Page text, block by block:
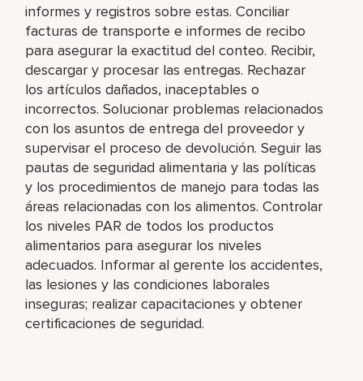
informes y registros sobre estas. Conciliar
facturas de transporte e informes de recibo
para asegurar la exactitud del conteo. Recibir,
descargar y procesar las entregas. Rechazar
los artículos dañados, inaceptables o
incorrectos. Solucionar problemas relacionados
con los asuntos de entrega del proveedor y
supervisar el proceso de devolución. Seguir las
pautas de seguridad alimentaria y las políticas
y los procedimientos de manejo para todas las
áreas relacionadas con los alimentos. Controlar
los niveles PAR de todos los productos
alimentarios para asegurar los niveles
adecuados. Informar al gerente los accidentes,
las lesiones y las condiciones laborales
inseguras; realizar capacitaciones y obtener
certificaciones de seguridad.